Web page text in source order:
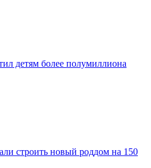
детям более полумиллиона
строить новый роддом на 150